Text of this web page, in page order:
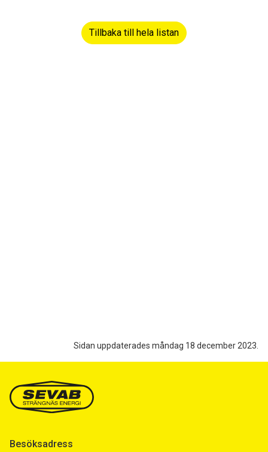
Tillbaka till hela listan
Sidan uppdaterades måndag 18 december 2023.
Besöksadress